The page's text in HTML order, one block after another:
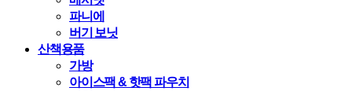
파니에
버기 보닛
산책용품
가방
아이스팩 & 핫팩 파우치